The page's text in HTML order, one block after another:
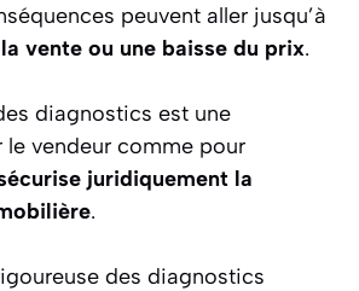
peuvent aller jusqu’à
vente ou une baisse du prix.
diagnostics est une
vendeur comme pour
juridiquement la
.
des diagnostics